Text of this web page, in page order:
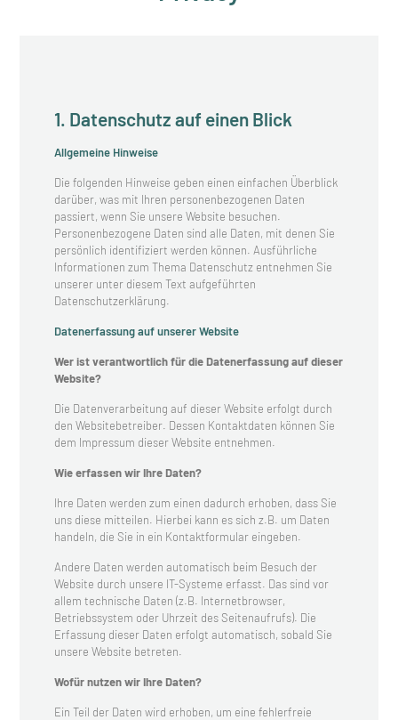
1. Datenschutz auf einen Blick
Allgemeine Hinweise
Die folgenden Hinweise geben einen einfachen Überblick
darüber, was mit Ihren personenbezogenen Daten
passiert, wenn Sie unsere Website besuchen.
Personenbezogene Daten sind alle Daten, mit denen Sie
persönlich identifiziert werden können. Ausführliche
Informationen zum Thema Datenschutz entnehmen Sie
unserer unter diesem Text aufgeführten
Datenschutzerklärung.
Datenerfassung auf unserer Website
Wer ist verantwortlich für die Datenerfassung auf dieser
Website?
Die Datenverarbeitung auf dieser Website erfolgt durch
den Websitebetreiber. Dessen Kontaktdaten können Sie
dem Impressum dieser Website entnehmen.
Wie erfassen wir Ihre Daten?
Ihre Daten werden zum einen dadurch erhoben, dass Sie
uns diese mitteilen. Hierbei kann es sich z.B. um Daten
handeln, die Sie in ein Kontaktformular eingeben.
Andere Daten werden automatisch beim Besuch der
Website durch unsere IT-Systeme erfasst. Das sind vor
allem technische Daten (z.B. Internetbrowser,
Betriebssystem oder Uhrzeit des Seitenaufrufs). Die
Erfassung dieser Daten erfolgt automatisch, sobald Sie
unsere Website betreten.
Wofür nutzen wir Ihre Daten?
Ein Teil der Daten wird erhoben, um eine fehlerfreie